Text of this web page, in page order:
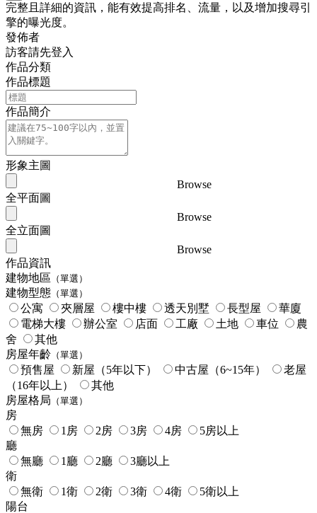
完整且詳細的資訊，能有效提高排名、流量，以及增加搜尋引
擎的曝光度。
發佈者
訪客請先登入
作品分類
作品標題
作品簡介
形象主圖
Browse
全平面圖
Browse
全立面圖
Browse
作品資訊
建物地區 （單選）
建物型態 （單選）
公寓 夾層屋 樓中樓 透天別墅 長型屋
華廈
電梯大樓
辦公室 店面 工廠 土地 車位
農
舍
其他
房屋年齡 （單選）
預售屋 新屋（5年以下） 中古屋（6~15年）
老屋
（16年以上）
其他
房屋格局 （單選）
房
無房
1房 2房 3房 4房
5房以上
廳
無廳
1廳 2廳
3廳以上
衛
無衛
1衛 2衛 3衛 4衛
5衛以上
陽台